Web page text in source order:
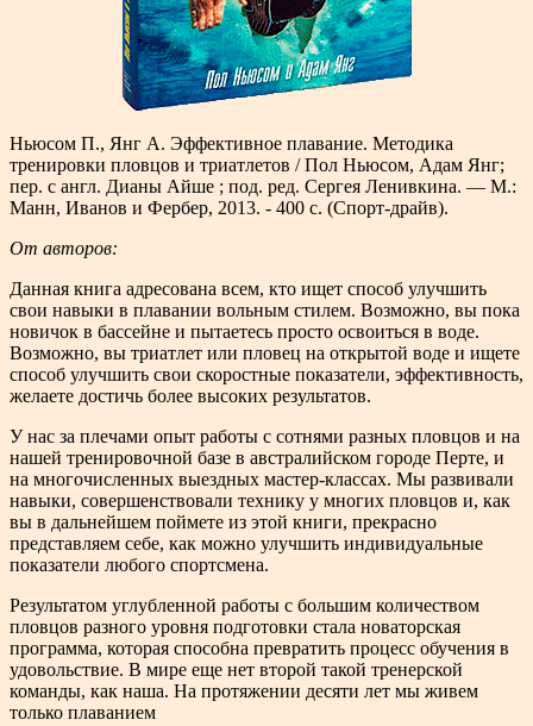
Ньюсом П., Янг А. Эффективное плавание. Методика
тренировки пловцов и триатлетов / Пол Ньюсом, Адам Янг;
пер. с англ. Дианы Айше ; под. ред. Сергея Ленивкина. — М.:
Манн, Иванов и Фербер, 2013. - 400 с. (Спорт-драйв).
От авторов:
Данная книга адресована всем, кто ищет способ улучшить
свои навыки в плавании вольным стилем. Возможно, вы пока
новичок в бассейне и пытаетесь просто освоиться в воде.
Возможно, вы триатлет или пловец на открытой воде и ищете
способ улучшить свои скоростные показатели, эффективность,
желаете достичь более высоких результатов.
У нас за плечами опыт работы с сотнями разных пловцов и на
нашей тренировочной базе в австралийском городе Перте, и
на многочисленных выездных мастер-классах. Мы развивали
навыки, совершенствовали технику у многих пловцов и, как
вы в дальнейшем поймете из этой книги, прекрасно
представляем себе, как можно улучшить индивидуальные
показатели любого спортсмена.
Результатом углубленной работы с большим количеством
пловцов разного уровня подготовки стала новаторская
программа, которая способна превратить процесс обучения в
удовольствие. В мире еще нет второй такой тренерской
команды, как наша. На протяжении десяти лет мы живем
только плаванием